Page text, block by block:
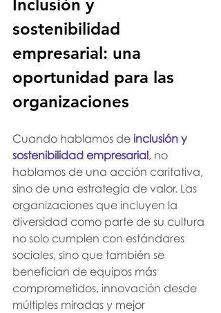
Inclusión y
sostenibilidad
empresarial: una
oportunidad para las
organizaciones
Cuando hablamos de inclusión y
sostenibilidad empresarial, no
hablamos de una acción caritativa,
sino de una estrategia de valor. Las
organizaciones que incluyen la
diversidad como parte de su cultura
no solo cumplen con estándares
sociales, sino que también se
benefician de equipos más
comprometidos, innovación desde
múltiples miradas y mejor